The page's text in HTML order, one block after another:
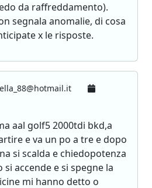
da raffreddamento).
segnala anomalie, di cosa
x le risposte.
aal golf5 2000tdi bkd,a
e va un po a tre e dopo
si scalda e chiedopotenza
accende e si spegne la
mi hanno detto o